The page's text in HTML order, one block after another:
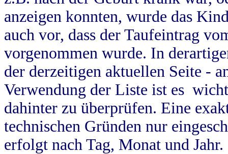
anzeigen konnten, wurde das
auch vor, dass der Taufeintrag
vorgenommen wurde. In
der derzeitigen aktuellen Seite -
Verwendung der Liste ist es
dahinter zu überprüfen. Eine
technischen Gründen nur
erfolgt nach Tag, Monat und Jahr.